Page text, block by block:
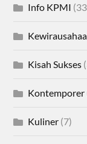
Info KPMI
Kisah Sukses
Kontemporer
Kuliner (7)